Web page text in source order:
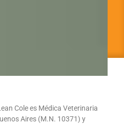
Cole es Médica Veterinaria
Aires (M.N. 10371) y